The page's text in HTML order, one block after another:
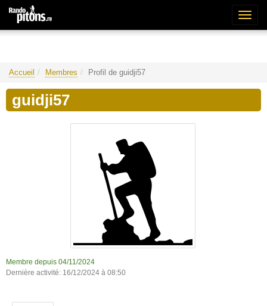
Accueil Membres Profil de guidji57
guidji57
Membre depuis 04/11/2024
Dernière activité: 16/12/2024 à 08:50